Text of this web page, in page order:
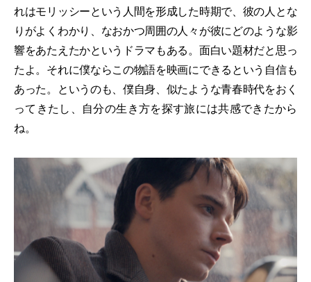
れはモリッシーという人間を形成した時期で、彼の人とな
りがよくわかり、なおかつ周囲の人々が彼にどのような影
響をあたえたかというドラマもある。面白い題材だと思っ
たよ。それに僕ならこの物語を映画にできるという自信も
あった。というのも、僕自身、似たような青春時代をおく
ってきたし、自分の生き方を探す旅には共感できたから
ね。